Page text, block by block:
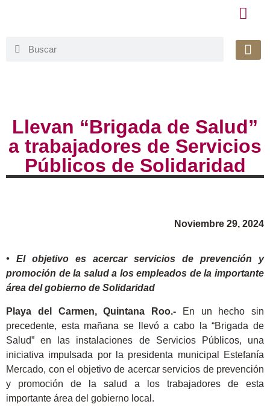
Llevan “Brigada de Salud”
a trabajadores de Servicios
Públicos de Solidaridad
Noviembre 29, 2024
• El objetivo es acercar servicios de prevención y
promoción de la salud a los empleados de la importante
área del gobierno de Solidaridad
Playa del Carmen, Quintana Roo.- En un hecho sin
precedente, esta mañana se llevó a cabo la “Brigada de
Salud” en las instalaciones de Servicios Públicos, una
iniciativa impulsada por la presidenta municipal Estefanía
Mercado, con el objetivo de acercar servicios de prevención
y promoción de la salud a los trabajadores de esta
importante área del gobierno local.